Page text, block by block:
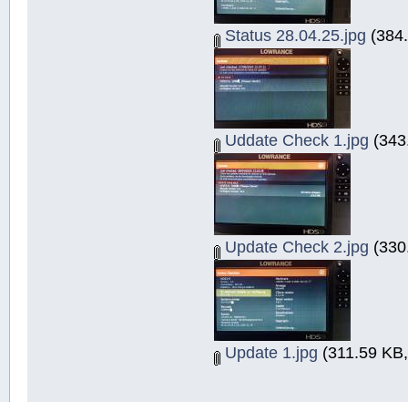
Status 28.04.25.jpg
Uddate Check 1.jpg
Update Check 2.jpg
Update 1.jpg (311.59